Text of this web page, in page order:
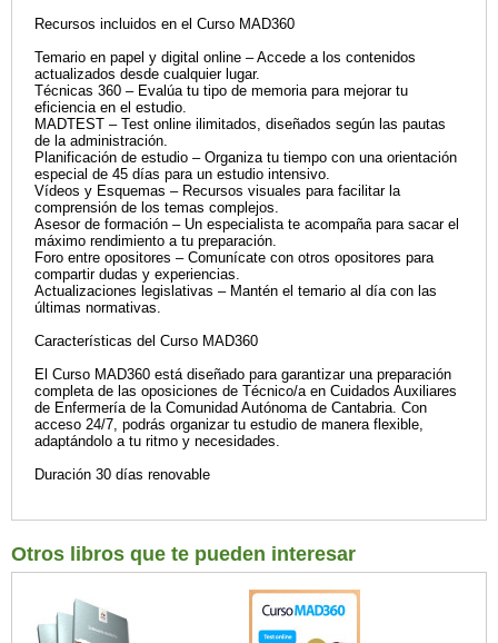
Recursos incluidos en el Curso MAD360
Temario en papel y digital online – Accede a los contenidos
actualizados desde cualquier lugar.
Técnicas 360 – Evalúa tu tipo de memoria para mejorar tu
eficiencia en el estudio.
MADTEST – Test online ilimitados, diseñados según las pautas
de la administración.
Planificación de estudio – Organiza tu tiempo con una orientación
especial de 45 días para un estudio intensivo.
Vídeos y Esquemas – Recursos visuales para facilitar la
comprensión de los temas complejos.
Asesor de formación – Un especialista te acompaña para sacar el
máximo rendimiento a tu preparación.
Foro entre opositores – Comunícate con otros opositores para
compartir dudas y experiencias.
Actualizaciones legislativas – Mantén el temario al día con las
últimas normativas.
Características del Curso MAD360
El Curso MAD360 está diseñado para garantizar una preparación
completa de las oposiciones de Técnico/a en Cuidados Auxiliares
de Enfermería de la Comunidad Autónoma de Cantabria. Con
acceso 24/7, podrás organizar tu estudio de manera flexible,
adaptándolo a tu ritmo y necesidades.
Duración 30 días renovable
Otros libros que te pueden interesar